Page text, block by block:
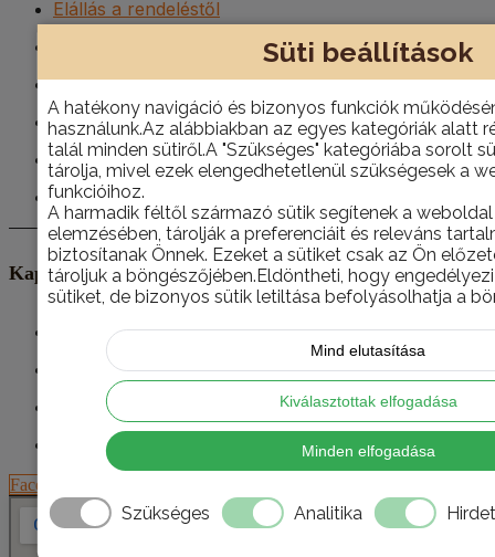
Süti beállítások
A hatékony navigáció és bizonyos funkciók
használunk.Az alábbiakban az egyes kategóriák alatt
talál minden sütiről.A "Szükséges" kategóriába sorolt
tárolja, mivel ezek elengedhetetlenül szükségesek a
funkcióihoz.
A harmadik féltől származó sütik segítenek a
elemzésében, tárolják a preferenciáit és releváns
biztosítanak Önnek. Ezeket a sütiket csak az Ön
tároljuk a böngészőjében.Eldöntheti, hogy
sütiket, de bizonyos sütik letiltása befolyásolhatja a
Mind elutasítása
Kiválasztottak elfogadása
Minden elfogadása
Szükséges Analitika
Elállás a rendeléstől
Általános Szerződési Feltételek
Adatvédelmi Nyilatkozat
Süti tájékoztató
Impresszum
Kapcsolat
Buda-Házépítő Kft.
2700 Cegléd, Szolnoki út 77.
webshop@budahazepito.hu
+36 30 760 4788
Facebook-f